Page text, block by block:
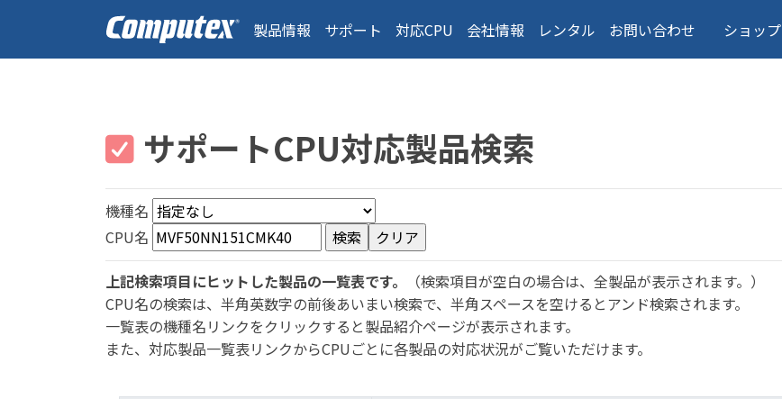
製品情報 サポート 対応CPU 会社情報 レンタル お問い合わせ ショップ
サポートCPU対応製品検索
機種名
CPU名
上記検索項目にヒットした製品の一覧表です。
（検索項目が空白の場合は、全製品が表示されます。）
CPU名の検索は、半角英数字の前後あいまい検索で、半角スペースを空けるとアンド検索されます。
一覧表の機種名リンクをクリックすると製品紹介ページが表示されます。
また、対応製品一覧表リンクからCPUごとに各製品の対応状況がご覧いただけます。